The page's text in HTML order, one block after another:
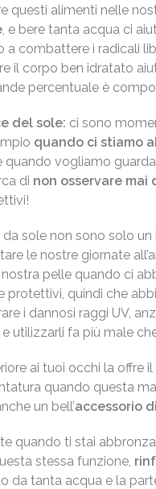
questi alimenti nelle
, e bere tanta acqua ci
a combattere i radicali
il corpo ben idratato
percentuale è
del sole: ci sono
quando ci stiamo
vogliamo
di non osservare
da sole non sono solo un
le nostre giornate
pelle quando ci
protettivi, quindi che
i dannosi raggi UV,
utilizzarli fa più male
ai tuoi occhi la offre
quando questa
un bell’accessorio
quando ti stai
stessa funzione,
da tanta acqua e la